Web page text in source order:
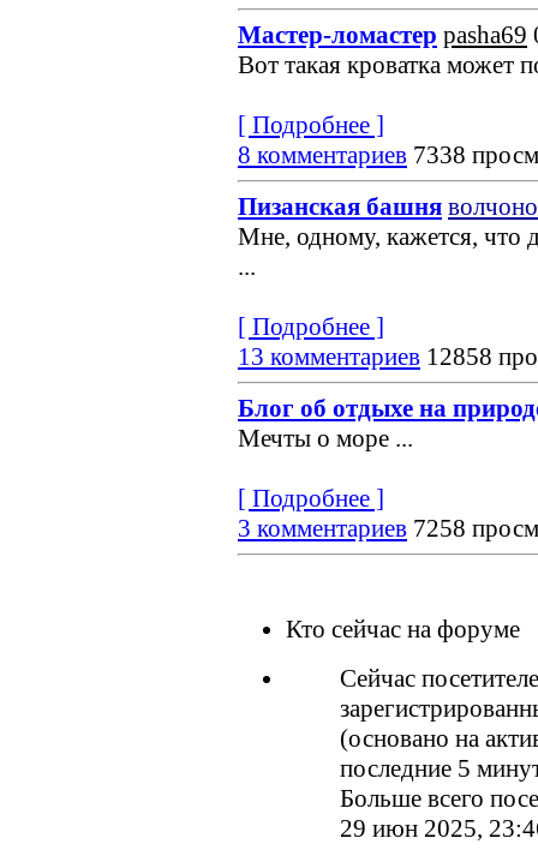
Мастер-ломастер pasha69
Вот такая кроватка может
[ Подробнее ]
8 комментариев 7338
Пизанская башня
Мне, одному, кажется, что
...
[ Подробнее ]
13 комментариев 12858
Блог об отдыхе на
Мечты о море ...
[ Подробнее ]
3 комментариев 7258
Кто сейчас на форуме
Сейчас
(основано на
последние 5
Больше всего
29 июн 2025,